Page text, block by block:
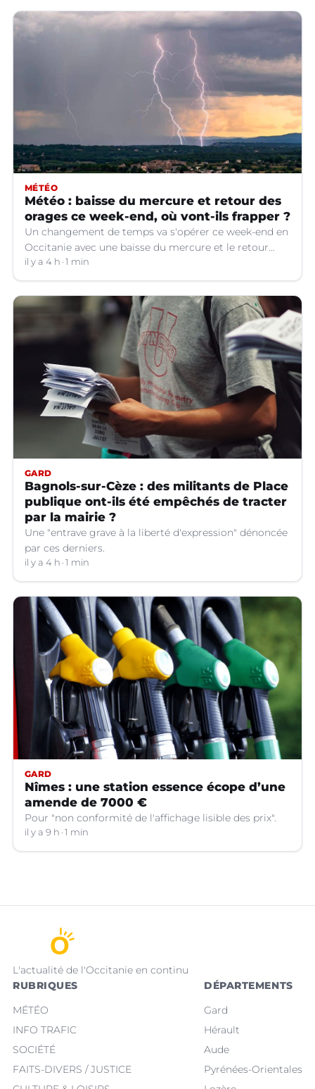
MÉTÉO
Météo : baisse du mercure et retour des
orages ce week-end, où vont-ils frapper ?
Un changement de temps va s'opérer ce week-end en
Occitanie avec une baisse du mercure et le retour
d'orages dans certains départements.
il y a 4 h 1 min
GARD
Bagnols-sur-Cèze : des militants de Place
publique ont-ils été empêchés de tracter
par la mairie ?
Une "entrave grave à la liberté d'expression" dénoncée
par ces derniers.
il y a 4 h 1 min
GARD
Nîmes : une station essence écope d’une
amende de 7000 €
Pour "non conformité de l'affichage lisible des prix".
il y a 9 h 1 min
L'actualité de l'Occitanie en continu
RUBRIQUES
MÉTÉO
INFO TRAFIC
SOCIÉTÉ
FAITS-DIVERS / JUSTICE
DÉPARTEMENTS
Gard
Hérault
Aude
Pyrénées-Orientales